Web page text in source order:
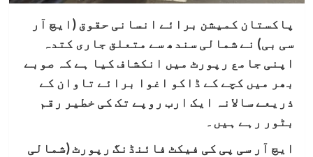
پاکستان کمیشن برائے انسانی حقوق (ایچ آر
سی بی) نے شمالی سندھ سے متعلق جاری کتدہ
اپنی جامع رپورٹ میں انکشاف کیا ہے کہ صوبے
بھر میں کچے کے ڈاکو اغوا برائے تاوان کے
ذریعے سالانہ ایک ارب روپے تک کی خطیر رقم
بٹور رہے ہیں۔
ایچ آر سی پی کی فیکٹ فائنڈنگ رپورٹ (شمالی